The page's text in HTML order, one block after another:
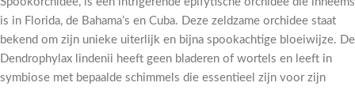
is in Florida, de Bahama’s en Cuba. Deze zeldzame orchidee staat
bekend om zijn unieke uiterlijk en bijna spookachtige bloeiwijze. De
Dendrophylax lindenii heeft geen bladeren of wortels en leeft in
symbiose met bepaalde schimmels die essentieel zijn voor zijn